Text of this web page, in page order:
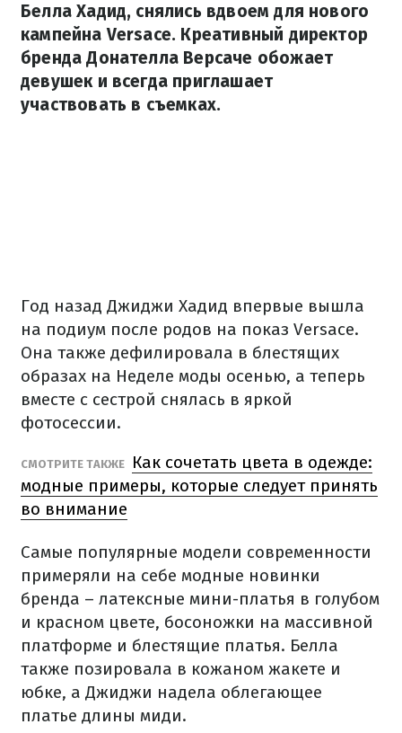
Белла Хадид, снялись вдвоем для нового
кампейна Versace. Креативный директор
бренда Донателла Версаче обожает
девушек и всегда приглашает
участвовать в съемках.
Год назад Джиджи Хадид впервые вышла
на подиум после родов на показ Versace.
Она также дефилировала в блестящих
образах на Неделе моды осенью, а теперь
вместе с сестрой снялась в яркой
фотосессии.
СМОТРИТЕ ТАКЖЕ
Как сочетать цвета в одежде:
модные примеры, которые следует принять
во внимание
Самые популярные модели современности
примеряли на себе модные новинки
бренда – латексные мини-платья в голубом
и красном цвете, босоножки на массивной
платформе и блестящие платья. Белла
также позировала в кожаном жакете и
юбке, а Джиджи надела облегающее
платье длины миди.